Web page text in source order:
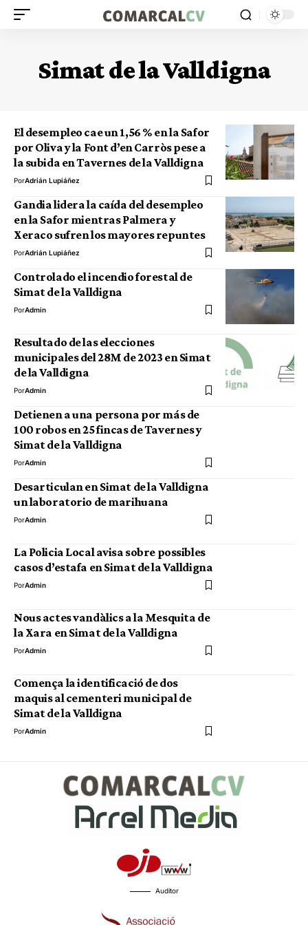
Simat de la Valldigna
El desempleo cae un 1,56 % en la Safor
por Oliva y la Font d’en Carròs pese a
la subida en Tavernes de la Valldigna
PorAdrián Lupiáñez
Gandia lidera la caída del desempleo
en la Safor mientras Palmera y
Xeraco sufren los mayores repuntes
PorAdrián Lupiáñez
Controlado el incendio forestal de
Simat de la Valldigna
PorAdmin
Resultado de las elecciones
municipales del 28M de 2023 en Simat
de la Valldigna
PorAdmin
Detienen a una persona por más de
100 robos en 25 fincas de Tavernes y
Simat de la Valldigna
PorAdmin
Desarticulan en Simat de la Valldigna
un laboratorio de marihuana
PorAdmin
La Policia Local avisa sobre possibles
casos d’estafa en Simat de la Valldigna
PorAdmin
Nous actes vandàlics a la Mesquita de
la Xara en Simat de la Valldigna
PorAdmin
Comença la identificació de dos
maquis al cementeri municipal de
Simat de la Valldigna
PorAdmin
Auditor